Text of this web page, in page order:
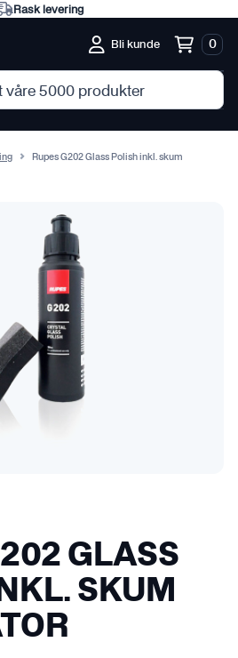
Rask levering
Bli kunde 0
Rupes G202 Glass Polish inkl. skum
GLASS
SKUM